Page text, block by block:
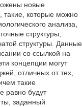
новые
такие, которые можно
анализа,
структуры,
структуры. Данные
со ссылкой на
концепции могут
отличных от тех,
такие
равно будут
заданный